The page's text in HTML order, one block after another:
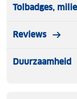
Tolbadges,
Reviews
Duurzaamheid